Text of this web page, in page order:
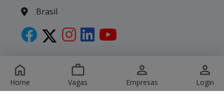
Home Vagas Empresas Login
Brasil
Copyright © 2026 Havagas. All Rights Reserved.